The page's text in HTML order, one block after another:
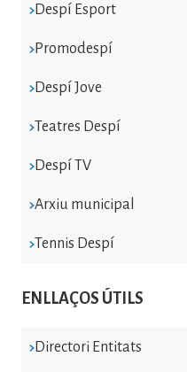
Despí Esport
Promodespí
Despí Jove
Teatres Despí
Despí TV
Arxiu municipal
Tennis Despí
ENLLAÇOS ÚTILS
Directori Entitats